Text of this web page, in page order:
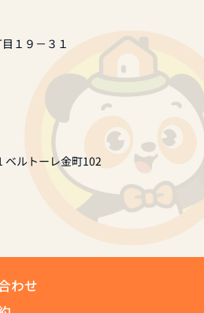
１９－３１
ベルトーレ金町102
わせ